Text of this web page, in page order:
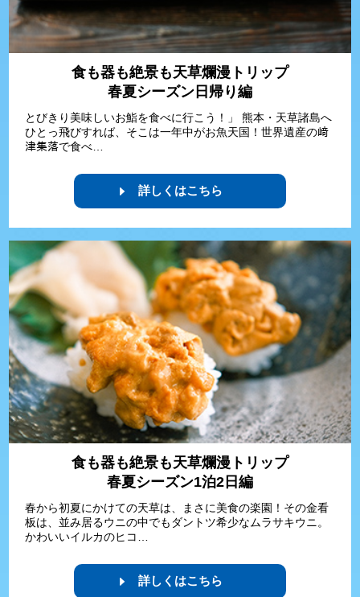
食も器も絶景も天草爛漫トリップ
春夏シーズン日帰り編
とびきり美味しいお鮨を食べに行こう！」 熊本・天草諸島へ
ひとっ飛びすれば、そこは一年中がお魚天国！世界遺産の﨑
津集落で食べ…
詳しくはこちら
食も器も絶景も天草爛漫トリップ
春夏シーズン1泊2日編
春から初夏にかけての天草は、まさに美食の楽園！その金看
板は、並み居るウニの中でもダントツ希少なムラサキウニ。
かわいいイルカのヒコ…
詳しくはこちら